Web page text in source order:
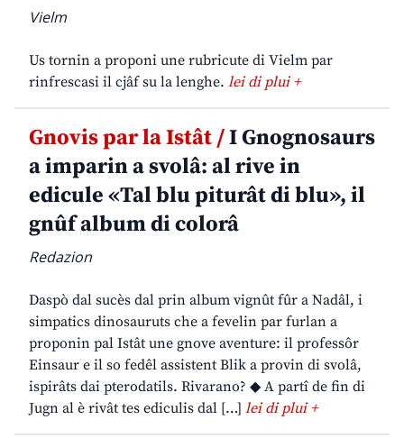
Vielm
Us tornin a proponi une rubricute di Vielm par
rinfrescasi il cjâf su la lenghe. lei di plui +
Gnovis par la Istât /I Gnognosaurs
a imparin a svolâ: al rive in
edicule «Tal blu piturât di blu», il
gnûf album di colorâ
Redazion
Daspò dal sucès dal prin album vignût fûr a Nadâl, i
simpatics dinosauruts che a fevelin par furlan a
proponin pal Istât une gnove aventure: il professôr
Einsaur e il so fedêl assistent Blik a provin di svolâ,
ispirâts dai pterodatils. Rivarano? ◆ A partî de fin di
Jugn al è rivât tes ediculis dal […] lei di plui +